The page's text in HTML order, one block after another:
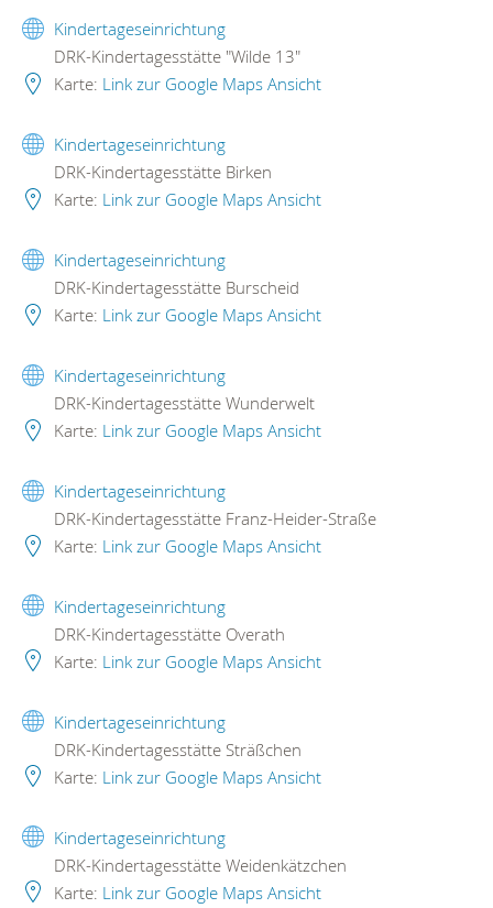
Kindertageseinrichtung
DRK-Kindertagesstätte "Wilde 13"
Karte: Link zur Google Maps Ansicht
Kindertageseinrichtung
DRK-Kindertagesstätte Birken
Karte: Link zur Google Maps Ansicht
Kindertageseinrichtung
DRK-Kindertagesstätte Burscheid
Karte: Link zur Google Maps Ansicht
Kindertageseinrichtung
DRK-Kindertagesstätte Wunderwelt
Karte: Link zur Google Maps Ansicht
Kindertageseinrichtung
DRK-Kindertagesstätte Franz-Heider-Straße
Karte: Link zur Google Maps Ansicht
Kindertageseinrichtung
DRK-Kindertagesstätte Overath
Karte: Link zur Google Maps Ansicht
Kindertageseinrichtung
DRK-Kindertagesstätte Sträßchen
Karte: Link zur Google Maps Ansicht
Kindertageseinrichtung
DRK-Kindertagesstätte Weidenkätzchen
Karte: Link zur Google Maps Ansicht